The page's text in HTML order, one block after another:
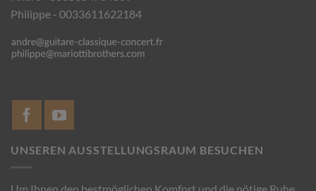
Philippe - 0033611622184
UNSEREN AUSSTELLUNGSRAUM BESUCHEN